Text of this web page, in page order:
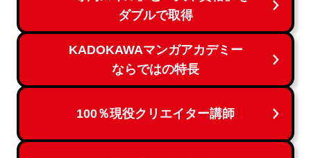
ダブルで取得
KADOKAWAマンガアカデミー
ならではの特長
100％現役クリエイター講師